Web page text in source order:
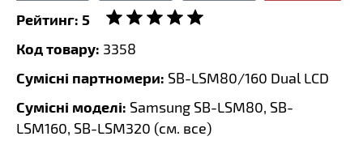
Рейтинг: 5
Код товару: 3358
Сумісні партномери: SB-LSM80/160 Dual LCD
Сумісні моделі: Samsung SB-LSM80, SB-
LSM160, SB-LSM320 (см. все)